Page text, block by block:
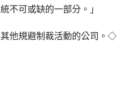
不可或缺的一部分。」
他規避制裁活動的公司。◇